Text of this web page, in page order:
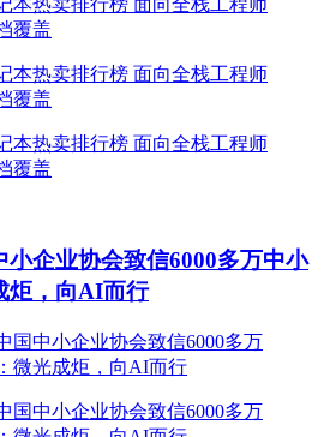
小企业协会致信6000多万中小
炬，向AI而行